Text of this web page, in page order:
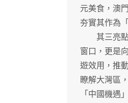
元美食，澳
夯實其作為
其三亮點
窗口，更是
遊效用，推
瞭解大灣區
「中國機遇